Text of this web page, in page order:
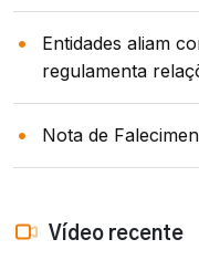
Entidades aliam
regulamenta
Nota de
Vídeo recente